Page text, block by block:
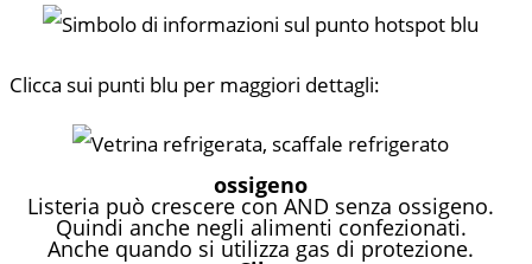
Clicca sui punti blu per maggiori dettagli:
ossigeno
Listeria può crescere con AND senza ossigeno.
Quindi anche negli alimenti confezionati.
Anche quando si utilizza gas di protezione.